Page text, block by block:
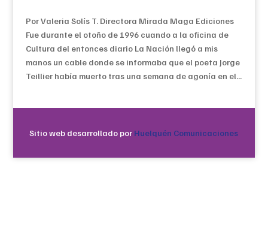
Por Valeria Solís T. Directora Mirada Maga Ediciones
Fue durante el otoño de 1996 cuando a la oficina de
Cultura del entonces diario La Nación llegó a mis
manos un cable donde se informaba que el poeta Jorge
Teillier había muerto tras una semana de agonía en el...
Sitio web desarrollado por Huelquén Comunicaciones